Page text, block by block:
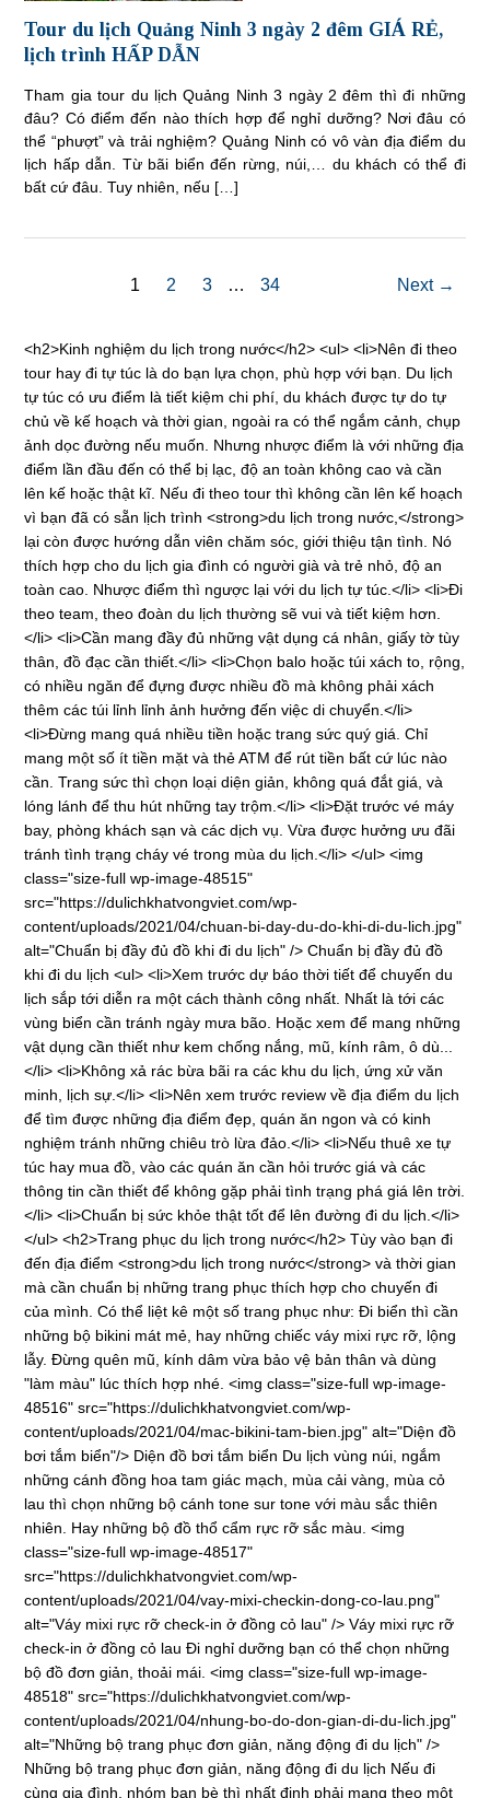
Tour du lịch Quảng Ninh 3 ngày 2 đêm GIÁ RẺ,
lịch trình HẤP DẪN
Tham gia tour du lịch Quảng Ninh 3 ngày 2 đêm thì đi những
đâu? Có điểm đến nào thích hợp để nghỉ dưỡng? Nơi đâu có
thể “phượt” và trải nghiệm? Quảng Ninh có vô vàn địa điểm du
lịch hấp dẫn. Từ bãi biển đến rừng, núi,… du khách có thể đi
bất cứ đâu. Tuy nhiên, nếu […]
1 2 3 … 34 Next →
<h2>Kinh nghiệm du lịch trong nước</h2> <ul> <li>Nên đi theo
tour hay đi tự túc là do bạn lựa chọn, phù hợp với bạn. Du lịch
tự túc có ưu điểm là tiết kiệm chi phí, du khách được tự do tự
chủ về kế hoạch và thời gian, ngoài ra có thể ngắm cảnh, chụp
ảnh dọc đường nếu muốn. Nhưng nhược điểm là với những địa
điểm lần đầu đến có thể bị lạc, độ an toàn không cao và cần
lên kế hoặc thật kĩ. Nếu đi theo tour thì không cần lên kế hoạch
vì bạn đã có sẵn lịch trình <strong>du lịch trong nước,</strong>
lại còn được hướng dẫn viên chăm sóc, giới thiệu tận tình. Nó
thích hợp cho du lịch gia đình có người già và trẻ nhỏ, độ an
toàn cao. Nhược điểm thì ngược lại với du lịch tự túc.</li> <li>Đi
theo team, theo đoàn du lịch thường sẽ vui và tiết kiệm hơn.
</li> <li>Cần mang đầy đủ những vật dụng cá nhân, giấy tờ tùy
thân, đồ đạc cần thiết.</li> <li>Chọn balo hoặc túi xách to, rộng,
có nhiều ngăn để đựng được nhiều đồ mà không phải xách
thêm các túi lỉnh lỉnh ảnh hưởng đến việc di chuyển.</li>
<li>Đừng mang quá nhiều tiền hoặc trang sức quý giá. Chỉ
mang một số ít tiền mặt và thẻ ATM để rút tiền bất cứ lúc nào
cần. Trang sức thì chọn loại diện giản, không quá đắt giá, và
lóng lánh để thu hút những tay trộm.</li> <li>Đặt trước vé máy
bay, phòng khách sạn và các dịch vụ. Vừa được hưởng ưu đãi
tránh tình trạng cháy vé trong mùa du lịch.</li> </ul> <img
class="size-full wp-image-48515"
src="https://dulichkhatvongviet.com/wp-
content/uploads/2021/04/chuan-bi-day-du-do-khi-di-du-lich.jpg"
alt="Chuẩn bị đầy đủ đồ khi đi du lịch" /> Chuẩn bị đầy đủ đồ
khi đi du lịch <ul> <li>Xem trước dự báo thời tiết để chuyến du
lịch sắp tới diễn ra một cách thành công nhất. Nhất là tới các
vùng biển cần tránh ngày mưa bão. Hoặc xem để mang những
vật dụng cần thiết như kem chống nắng, mũ, kính râm, ô dù...
</li> <li>Không xả rác bừa bãi ra các khu du lịch, ứng xử văn
minh, lịch sự.</li> <li>Nên xem trước review về địa điểm du lịch
để tìm được những địa điểm đẹp, quán ăn ngon và có kinh
nghiệm tránh những chiêu trò lừa đảo.</li> <li>Nếu thuê xe tự
túc hay mua đồ, vào các quán ăn cần hỏi trước giá và các
thông tin cần thiết để không gặp phải tình trạng phá giá lên trời.
</li> <li>Chuẩn bị sức khỏe thật tốt để lên đường đi du lịch.</li>
</ul> <h2>Trang phục du lịch trong nước</h2> Tùy vào bạn đi
đến địa điểm <strong>du lịch trong nước</strong> và thời gian
mà cần chuẩn bị những trang phục thích hợp cho chuyến đi
của mình. Có thể liệt kê một số trang phục như: Đi biển thì cần
những bộ bikini mát mẻ, hay những chiếc váy mixi rực rỡ, lộng
lẫy. Đừng quên mũ, kính dâm vừa bảo vệ bản thân và dùng
"làm màu" lúc thích hợp nhé. <img class="size-full wp-image-
48516" src="https://dulichkhatvongviet.com/wp-
content/uploads/2021/04/mac-bikini-tam-bien.jpg" alt="Diện đồ
bơi tắm biển"/> Diện đồ bơi tắm biển Du lịch vùng núi, ngắm
những cánh đồng hoa tam giác mạch, mùa cải vàng, mùa cỏ
lau thì chọn những bộ cánh tone sur tone với màu sắc thiên
nhiên. Hay những bộ đồ thổ cẩm rực rỡ sắc màu. <img
class="size-full wp-image-48517"
src="https://dulichkhatvongviet.com/wp-
content/uploads/2021/04/vay-mixi-checkin-dong-co-lau.png"
alt="Váy mixi rực rỡ check-in ở đồng cỏ lau" /> Váy mixi rực rỡ
check-in ở đồng cỏ lau Đi nghỉ dưỡng bạn có thể chọn những
bộ đồ đơn giản, thoải mái. <img class="size-full wp-image-
48518" src="https://dulichkhatvongviet.com/wp-
content/uploads/2021/04/nhung-bo-do-don-gian-di-du-lich.jpg"
alt="Những bộ trang phục đơn giản, năng động đi du lịch" />
Những bộ trang phục đơn giản, năng động đi du lịch Nếu đi
cùng gia đình, nhóm bạn bè thì nhất định phải mang theo một